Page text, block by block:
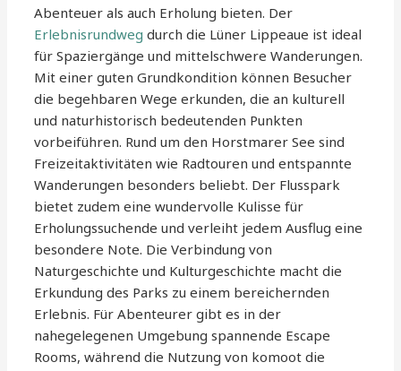
Abenteuer als auch Erholung bieten. Der
Erlebnisrundweg durch die Lüner Lippeaue ist ideal
für Spaziergänge und mittelschwere Wanderungen.
Mit einer guten Grundkondition können Besucher
die begehbaren Wege erkunden, die an kulturell
und naturhistorisch bedeutenden Punkten
vorbeiführen. Rund um den Horstmarer See sind
Freizeitaktivitäten wie Radtouren und entspannte
Wanderungen besonders beliebt. Der Flusspark
bietet zudem eine wundervolle Kulisse für
Erholungssuchende und verleiht jedem Ausflug eine
besondere Note. Die Verbindung von
Naturgeschichte und Kulturgeschichte macht die
Erkundung des Parks zu einem bereichernden
Erlebnis. Für Abenteurer gibt es in der
nahegelegenen Umgebung spannende Escape
Rooms, während die Nutzung von komoot die